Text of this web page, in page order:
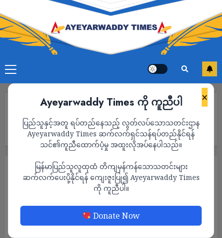
×
Ayeyarwaddy Times ကို ကူညီပါ
ပြည်သူနှင့်အတူ ရပ်တည်နေသည့် လွတ်လပ်သောသတင်းဌာန
Ayeyarwaddy Times ဆက်လက်ရှင်သန်ရပ်တည်နိုင်ရန်
သင်၏ကူညီထောက်ပံ့မှု အထူးလိုအပ်နေပါသည်။
မြန်မာပြည်သူလူထုထံ တိကျမှန်ကန်သောသတင်းများ
ဆက်လက်ပေးပို့နိုင်ရန် ကျေးဇူးပြု၍ Ayeyarwaddy Times
ကို ကူညီပါ။
Donate Now
စေရေးကြိုးပမ်းဖို့ နိုင်ငံတကာအသိုင်းအဝိုင်းကို ကုလကိုယ်စားလှယ်
တိုက်တွန်း
ရိုဟင်ဂျာတွေအပေါ် ရာဇဝတ်မှုကျူးလွန်တဲ့
မြန်မာစစ်တပ်ကို တာဝန်ခံစေရေးကြိုးပမ်းဖို့
နိုင်ငံတကာအသိုင်းအဝိုင်းကို ကုလ
ကိုယ်စားလှယ် တိုက်တွန်း